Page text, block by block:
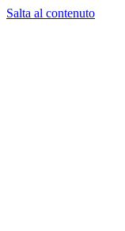
Salta al contenuto